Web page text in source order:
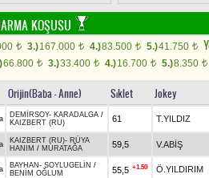
KOŞUSU
t 3.)167.000 t 4.)83.500 t 5.)41.750 t
66.800 t 3.)33.400 t 4.)16.700 t 5.)8.350 t
Orijin(Baba - Anne) Sıklet Jokey
DEMİRSOY- KARADALGA /
KAIZBERT (RU)
61 T.YILDIZ
KAIZBERT (RU)- RÜYA
HANIM / MURATAĞA 59,5 V.ABİŞ
BAYHAN - SOYLUGELİN /
BENİM OĞLUM
55,5 +1.50 Ö.YILDIRIM